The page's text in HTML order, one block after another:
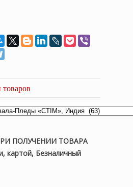
ПОЛУЧЕНИИ ТОВАРА
картой, Безналичный